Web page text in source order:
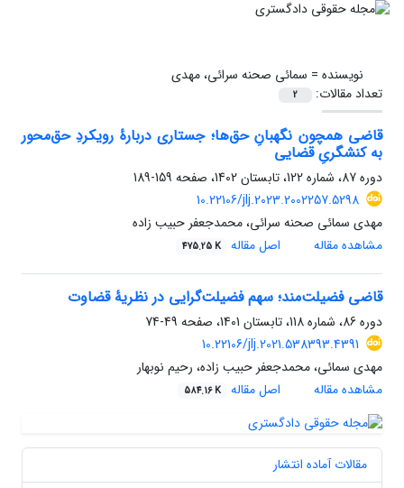
نویسنده = سمائی صحنه سرائی، مهدی
تعداد مقالات:
2
قاضی همچون نگهبانِ حق‌ها؛ جستاری دربارۀ رویکردِ حق‌محور
به کنشگریِ قضایی
دوره 87، شماره 122، تابستان 1402، صفحه
159-189
10.22106/jlj.2023.2002257.5298
مهدی سمائی صحنه سرائی، محمدجعفر حبیب زاده
مشاهده مقاله
اصل مقاله 475.25 K
قاضی فضیلت‌مند؛ سهم فضیلت‌گرایی در نظریۀ قضاوت
دوره 86، شماره 118، تابستان 1401، صفحه
49-74
10.22106/jlj.2021.538393.4391
مهدی سمائی، محمدجعفر حبیب زاده، رحیم نوبهار
مشاهده مقاله
اصل مقاله 584.16 K
مقالات آماده انتشار